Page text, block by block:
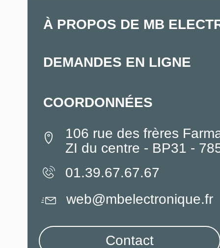
À PROPOS DE MB
DEMANDES EN LIGNE
COORDONNÉES
106 rue des frères
ZI du centre - BP31 -
01.39.67.67.67
web@mbelectronique.fr
Contact